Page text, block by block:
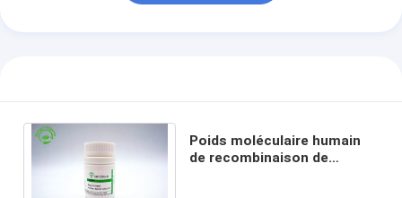
Poids moléculaire humain
de recombinaison de